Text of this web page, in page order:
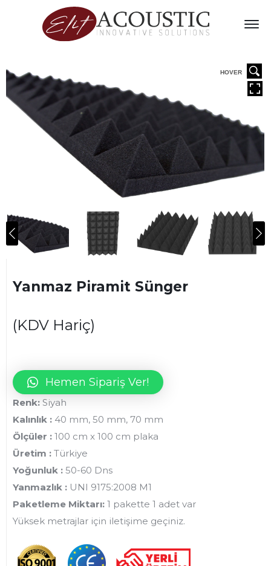
HOVER
Yanmaz Piramit Sünger
(KDV Hariç)
Hemen Sipariş Ver!
Renk: Siyah
Kalınlık : 40 mm, 50 mm, 70 mm
Ölçüler : 100 cm x 100 cm plaka
Üretim : Türkiye
Yoğunluk : 50-60 Dns
Yanmazlık : UNI 9175:2008 M1
Paketleme Miktarı: 1 pakette 1 adet var
Yüksek metrajlar için iletişime geçiniz.